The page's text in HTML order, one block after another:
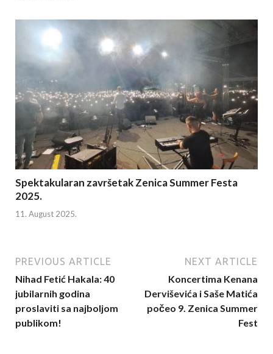
Spektakularan završetak Zenica Summer Festa
2025.
11. August 2025.
PREVIOUS ARTICLE
Nihad Fetić Hakala: 40
jubilarnih godina
proslaviti sa najboljom
publikom!
NEXT ARTICLE
Koncertima Kenana
Derviševića i Saše Matića
počeo 9. Zenica Summer
Fest